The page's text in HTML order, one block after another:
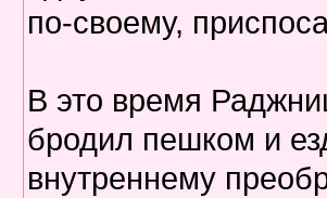
по-своему,
В это время
бродил пешком и
внутреннему